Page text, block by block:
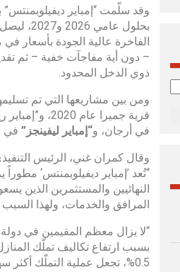
وقد سلّمت “إمباير
ذوي الدخل المحدود.
في أرجان، و“إمباير ليفينجز”في
وقال كمران غني، الرئيس
“تُعد ’إمباير ديفيلوبمنتس‘
النهائيين والمستثمرين الذين
المرافق والخدمات، ولهذا
“لا يزال معظم المقيمين في
0.5%، تجعل عملية التملّك أكثر سهولة للعائلات ذات الدخل المتوسط والمحدود.